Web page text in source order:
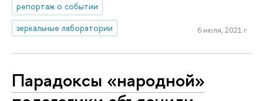
репортаж о событии
зеркальные лаборатории
6 июля, 2021 г.
Парадоксы «народной»